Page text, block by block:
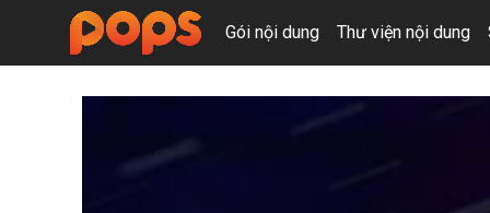
Gói nội dung Thư viện nội dung